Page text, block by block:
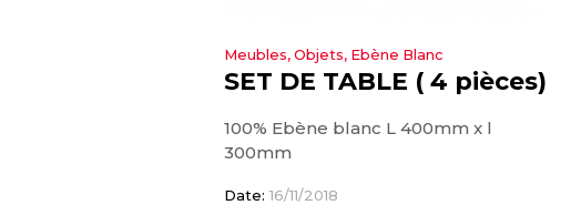
Meubles, Objets, Ebène Blanc
SET DE TABLE ( 4 pièces)
100% Ebène blanc L 400mm x l
300mm
Date: 16/11/2018